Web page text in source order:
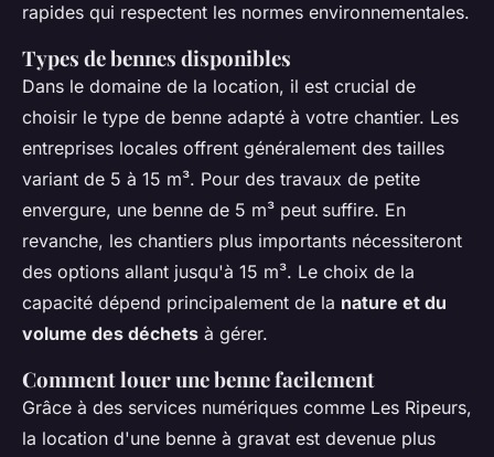
rapides qui respectent les normes environnementales.
Types de bennes disponibles
Dans le domaine de la location, il est crucial de
choisir le type de benne adapté à votre chantier. Les
entreprises locales offrent généralement des tailles
variant de 5 à 15 m³. Pour des travaux de petite
envergure, une benne de 5 m³ peut suffire. En
revanche, les chantiers plus importants nécessiteront
des options allant jusqu'à 15 m³. Le choix de la
capacité dépend principalement de la nature et du
volume des déchets à gérer.
Comment louer une benne facilement
Grâce à des services numériques comme Les Ripeurs,
la location d'une benne à gravat est devenue plus